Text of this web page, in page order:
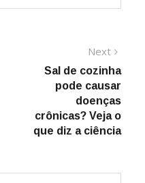
Next
post:
Sal de cozinha
pode causar
doenças
crônicas? Veja o
que diz a ciência